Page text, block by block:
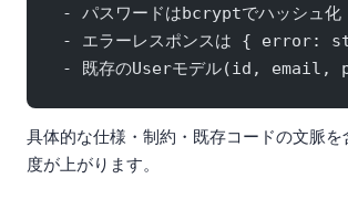
- パスワードはbcryptでハッシュ化
- エラーレスポンスは { error:
- 既存のUserモデル(id, email,
具体的な仕様・制約・既存コードの文脈を
度が上がります。